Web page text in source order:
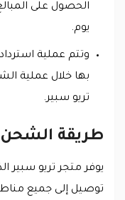
يوم.
وتتم عملية
بها خلال عملية
تريو سبير.
طريقة الشحن
يوفر متجر تريو سبير
توصيل إلى جميع